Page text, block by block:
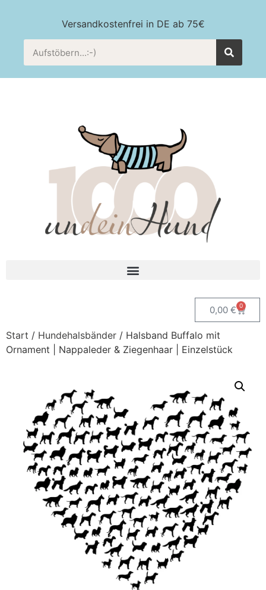
Versandkostenfrei in DE ab 75€
0,00 € 0
Start / Hundehalsbänder / Halsband Buffalo mit
Ornament | Nappaleder & Ziegenhaar | Einzelstück